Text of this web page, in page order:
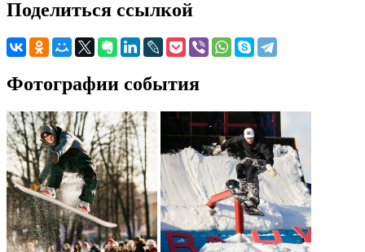
Поделиться ссылкой
Фотографии события